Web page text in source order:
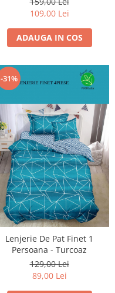
109,00 Lei
ADAUGA IN COS
-31%
Lenjerie De Pat Finet 1
Persoana - Turcoaz
129,00 Lei
89,00 Lei